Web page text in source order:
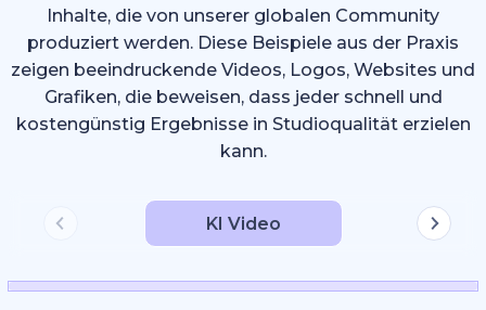
Inhalte, die von unserer globalen Community
produziert werden. Diese Beispiele aus der Praxis
zeigen beeindruckende Videos, Logos, Websites und
Grafiken, die beweisen, dass jeder schnell und
kostengünstig Ergebnisse in Studioqualität erzielen
kann.
KI Video